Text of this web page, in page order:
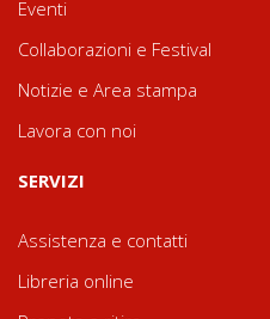
Eventi
Collaborazioni e Festival
Notizie e Area stampa
Lavora con noi
SERVIZI
Assistenza e contatti
Libreria online